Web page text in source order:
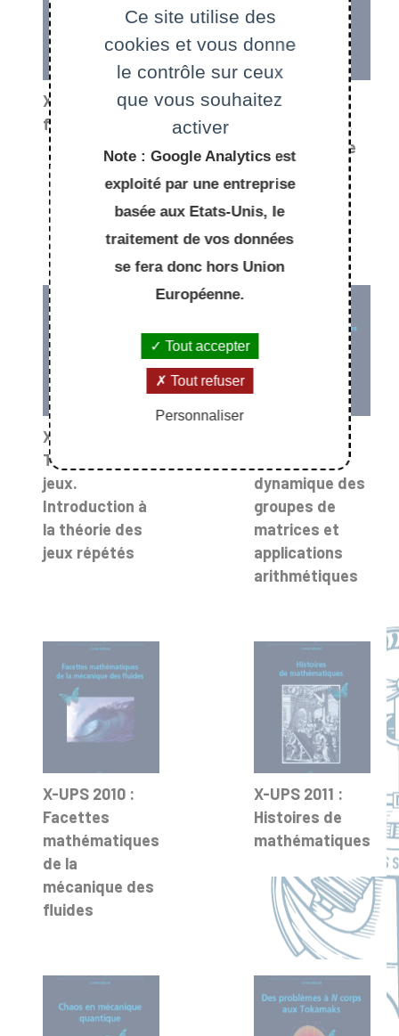
X-UPS 2002 : La
fonction zêta
X-UPS 2003 :
Distributions.
Dans le sillage
Schwartz
X-UPS 2006 :
Théorie des
jeux.
Introduction à
la théorie des
jeux répétés
dynamique des
groupes de
matrices et
applications
arithmétiques
X-UPS 2010 :
Facettes
mathématiques
de la
mécanique des
fluides
X-UPS 2011 :
Histoires de
mathématiques
Ce site utilise des
cookies et vous donne
le contrôle sur ceux
que vous souhaitez
activer
Note : Google Analytics est
exploité par une entreprise
basée aux Etats-Unis, le
traitement de vos données
se fera donc hors Union
Européenne.
Tout accepter
Tout refuser
Personnaliser